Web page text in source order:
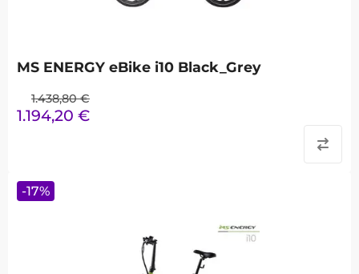
MS ENERGY eBike i10 Black_Grey
1.438,80 €
1.194,20 €
-17%